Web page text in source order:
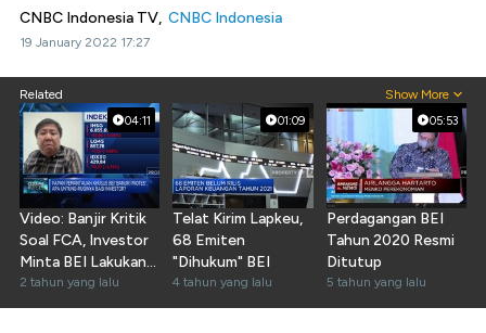
CNBC Indonesia TV, CNBC Indonesia
19 January 2022 17:27
Related Show More
04:11
Video: Banjir Kritik
Soal FCA, Investor
Minta BEI Lakukan
Ini
2 tahun yang lalu
01:09
Telat Kirim Lapkeu,
68 Emiten
"Dihukum" BEI
4 tahun yang lalu
05:53
Perdagangan BEI
Tahun 2020 Resmi
Ditutup
5 tahun yang lalu